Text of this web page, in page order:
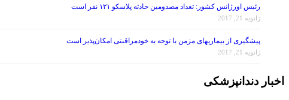
رئیس اورژانس کشور: تعداد مصدومین حادثه پلاسکو ۱۲۱ نفر است
ژانویه 21, 2017
پیشگیری از بیماریهای مزمن با توجه به خودمراقبتی امکان‌پذیر است
ژانویه 21, 2017
اخبار دندانپزشکی